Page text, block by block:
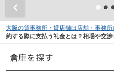
大阪の貸事務所・貸店舗は店舗・事務所
約する際に支払う礼金とは？相場や交
倉庫を探す